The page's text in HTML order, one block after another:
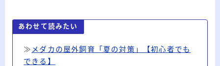
あわせて読みたい
≫ メダカの屋外飼育「夏の対策」【初心者でも
できる】